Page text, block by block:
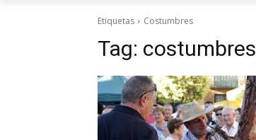
Etiquetas Costumbres
Tag: costumbres